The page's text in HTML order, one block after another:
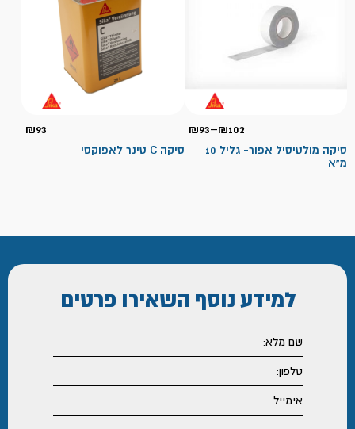
₪93–₪102
סיקה מולטיסיל אפור- גליל 10
מ"א
₪93
סיקה C טינר לאפוקסי
למידע נוסף השאירו פרטים